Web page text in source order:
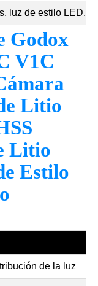
luz de estilo LED,
Godox
V1C
Litio
Litio
Estilo
de la luz